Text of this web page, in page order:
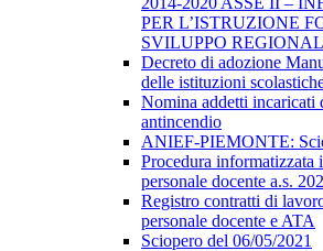
PER L’ISTRUZIONE
SVILUPPO
Decreto di adozione
delle istituzioni
Nomina addetti incaricati
antincendio
ANIEF-PIEMONTE:
Procedura
personale docente a.s.
Registro contratti di
personale docente e ATA
Sciopero del 06/05/2021